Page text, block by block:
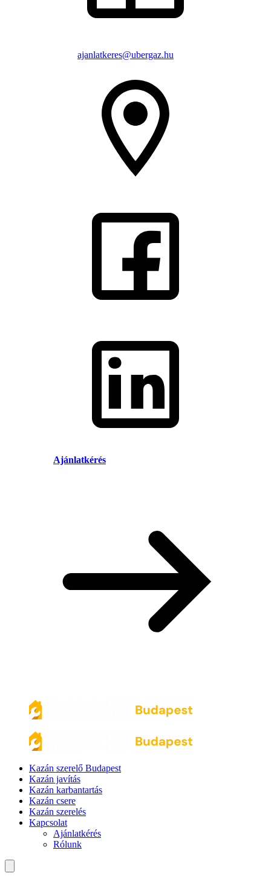
ajanlatkeres@ubergaz.hu
Ajánlatkérés
Kazán szerelő Budapest
Kazán javítás
Kazán karbantartás
Kazán csere
Kazán szerelés
Kapcsolat
Ajánlatkérés
Rólunk